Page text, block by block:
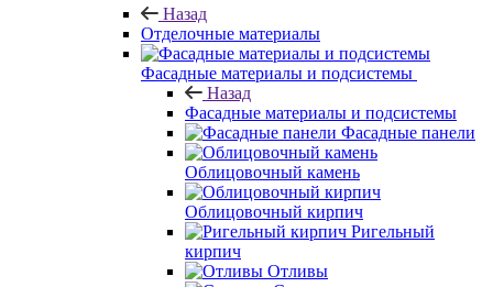
Назад
Отделочные материалы
Фасадные материалы и подсистемы
Назад
Фасадные материалы и подсистемы
Фасадные панели
Облицовочный камень
Облицовочный кирпич
Ригельный
кирпич
Отливы